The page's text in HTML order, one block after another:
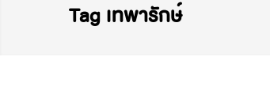
Tag เทพารักษ์